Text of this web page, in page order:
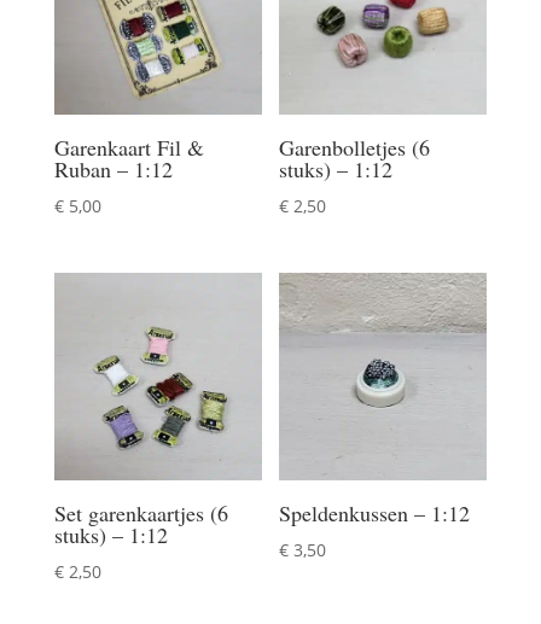
Garenkaart Fil &
Ruban – 1:12
€5,00
Garenbolletjes (6
stuks) – 1:12
€ 2,50
Set garenkaartjes (6
stuks) – 1:12
€2,50
Speldenkussen – 1:12
€ 3,50